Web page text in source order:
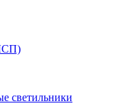
светильники